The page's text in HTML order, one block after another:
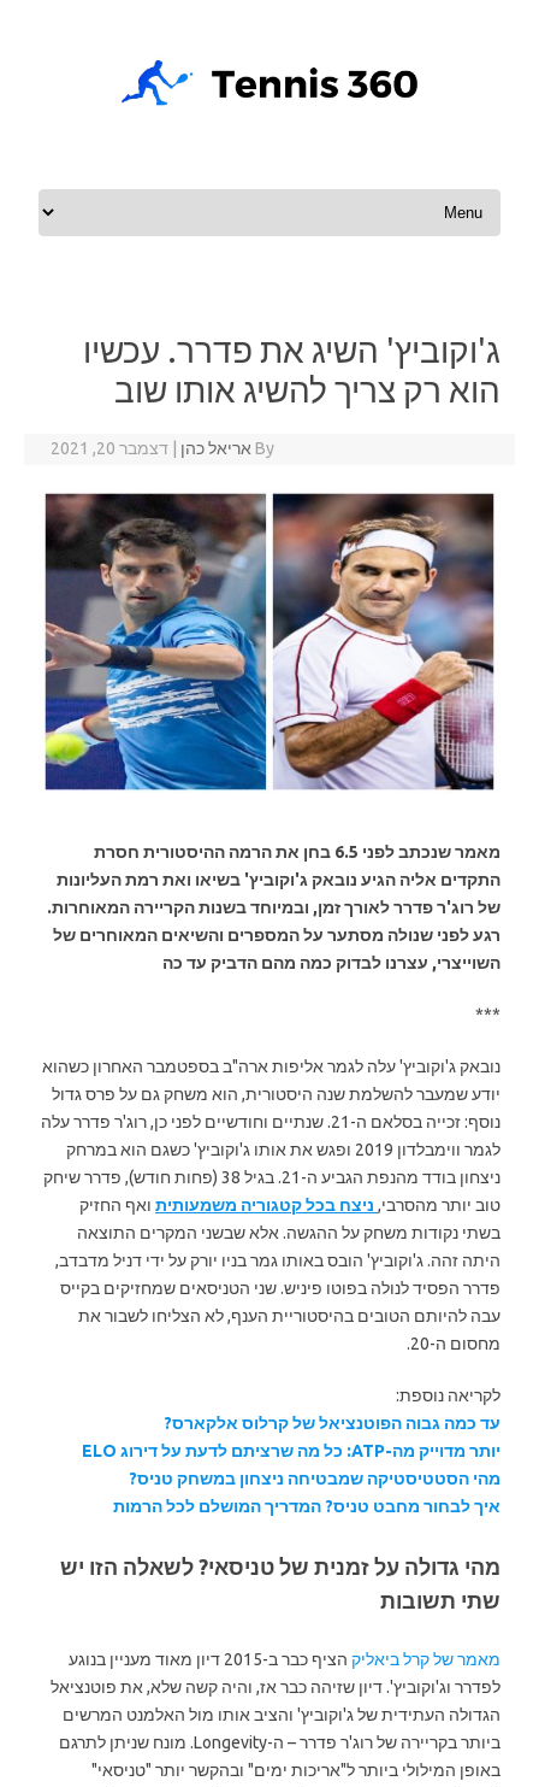
Skip to content
ג'וקוביץ' השיג את פדרר. עכשיו
הוא רק צריך להשיג אותו שוב
By אריאל כהן דצמבר 20, 2021
מאמר שנכתב לפני 6.5 בחן את הרמה ההיסטורית חסרת
התקדים אליה הגיע נובאק ג'וקוביץ' בשיאו ואת רמת העליונות
של רוג'ר פדרר לאורך זמן, ובמיוחד בשנות הקריירה המאוחרות.
רגע לפני שנולה מסתער על המספרים והשיאים המאוחרים של
השוייצרי, עצרנו לבדוק כמה מהם הדביק עד כה
***
נובאק ג'וקוביץ' עלה לגמר אליפות ארה"ב בספטמבר האחרון כשהוא
יודע שמעבר להשלמת שנה היסטורית, הוא משחק גם על פרס גדול
נוסף: זכייה בסלאם ה-21. שנתיים וחודשיים לפני כן, רוג'ר פדרר עלה
לגמר ווימבלדון 2019 ופגש את אותו ג'וקוביץ' כשגם הוא במרחק
ניצחון בודד מהנפת הגביע ה-21. בגיל 38 (פחות חודש), פדרר שיחק
טוב יותר מהסרבי, ניצח בכל קטגוריה משמעותית ואף החזיק
בשתי נקודות משחק על ההגשה. אלא שבשני המקרים התוצאה
היתה זהה. ג'וקוביץ' הובס באותו גמר בניו יורק על ידי דניל מדבדב,
פדרר הפסיד לנולה בפוטו פיניש. שני הטניסאים שמחזיקים בקייס
עבה להיותם הטובים בהיסטוריית הענף, לא הצליחו לשבור את
מחסום ה-20.
לקריאה נוספת:
עד כמה גבוה הפוטנציאל של קרלוס אלקארס?
יותר מדוייק מה-ATP: כל מה שרציתם לדעת על דירוג ELO
מהי הסטטיסטיקה שמבטיחה ניצחון במשחק טניס?
איך לבחור מחבט טניס? המדריך המושלם לכל הרמות
מהי גדולה על זמנית של טניסאי? לשאלה הזו יש
שתי תשובות
מאמר של קרל ביאליק
הציף כבר ב-2015 דיון מאוד מעניין בנוגע
לפדרר וג'וקוביץ'. דיון שזיהה כבר אז, והיה קשה שלא, את פוטנציאל
הגדולה העתידית של ג'וקוביץ' והציב אותו מול האלמנט המרשים
ביותר בקריירה של רוג'ר פדרר – ה-Longevity. מונח שניתן לתרגם
באופן המילולי ביותר ל"אריכות ימים" ובהקשר יותר "טניסאי"